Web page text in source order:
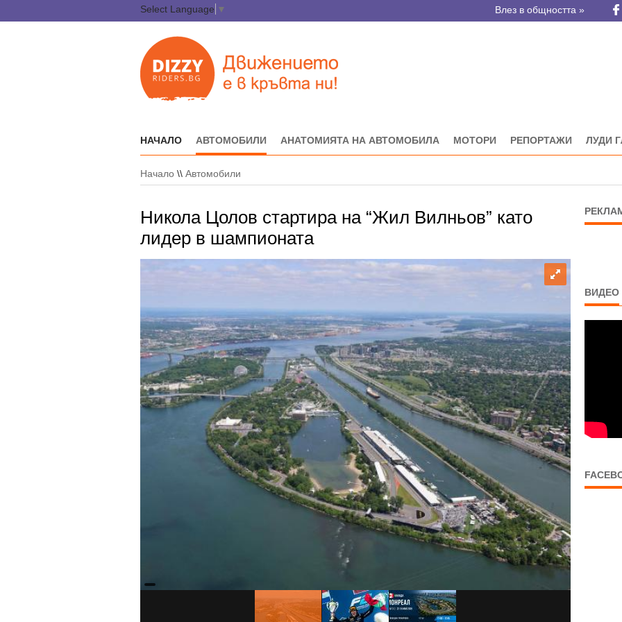
Select Language ▼ Влез в общността »
НАЧАЛО АВТОМОБИЛИ АНАТОМИЯТА НА АВТОМОБИЛА МОТОРИ РЕПОРТАЖИ ЛУДИ
Начало \\ Автомобили
Никола Цолов стартира на “Жил Вилньов” като
лидер в шампионата
ВИДЕО